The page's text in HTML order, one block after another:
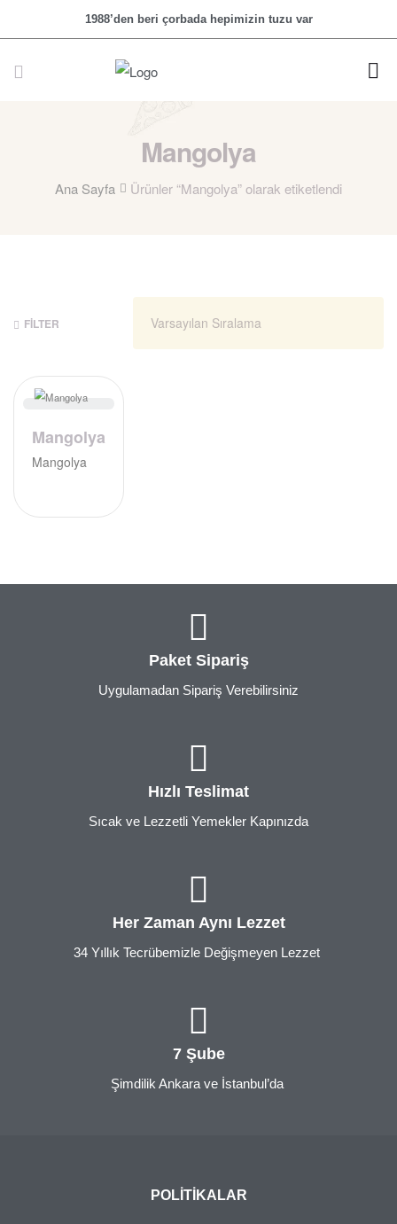
1988’den beri çorbada hepimizin tuzu var
Mangolya
Ana Sayfa Ürünler “Mangolya” olarak etiketlendi
FILTER
Mangolya
Mangolya
Paket Sipariş
Uygulamadan Sipariş Verebilirsiniz
Hızlı Teslimat
Sıcak ve Lezzetli Yemekler Kapınızda
Her Zaman Aynı Lezzet
34 Yıllık Tecrübemizle Değişmeyen Lezzet
7 Şube
Şimdilik Ankara ve İstanbul’da
POLITIKALAR